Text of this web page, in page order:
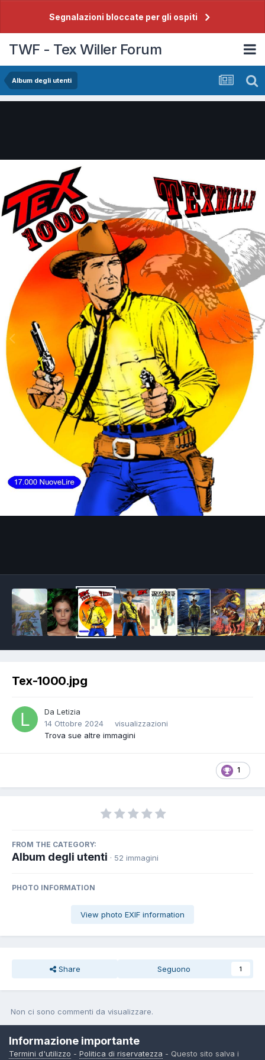
Segnalazioni bloccate per gli ospiti
TWF - Tex Willer Forum
Album degli utenti
Tex-1000.jpg
Da Letizia
14 Ottobre 2024
visualizzazioni
Trova sue altre immagini
1
FROM THE CATEGORY:
Album degli utenti · 52 immagini
PHOTO INFORMATION
View photo EXIF information
Share Seguono 1
Non ci sono commenti da visualizzare.
Join the conversation
You can post now and register later. If you have an account, sign in
Informazione importante
Termini d'utilizzo - Politica di riservatezza - Questo sito salva i